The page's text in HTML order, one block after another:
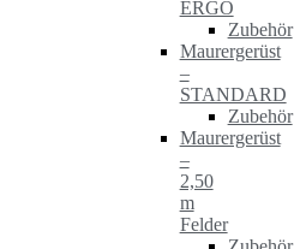
ERGO
Zubehör
Maurergerüst
–
STANDARD
Zubehör
Maurergerüst
–
2,50
m
Felder